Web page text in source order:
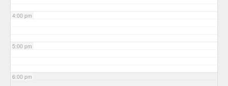
4:00 pm
5:00 pm
6:00 pm